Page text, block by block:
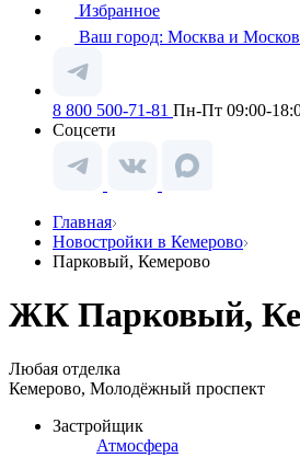
Избранное
Ваш город: Москва и
8 800 500-71-81 Пн-Пт 09:00-
Соцсети
Главная
Новостройки в Кемерово
Парковый, Кемерово
ЖК Парковый,
Любая отделка
Кемерово, Молодёжный проспект
Застройщик
Атмосфера